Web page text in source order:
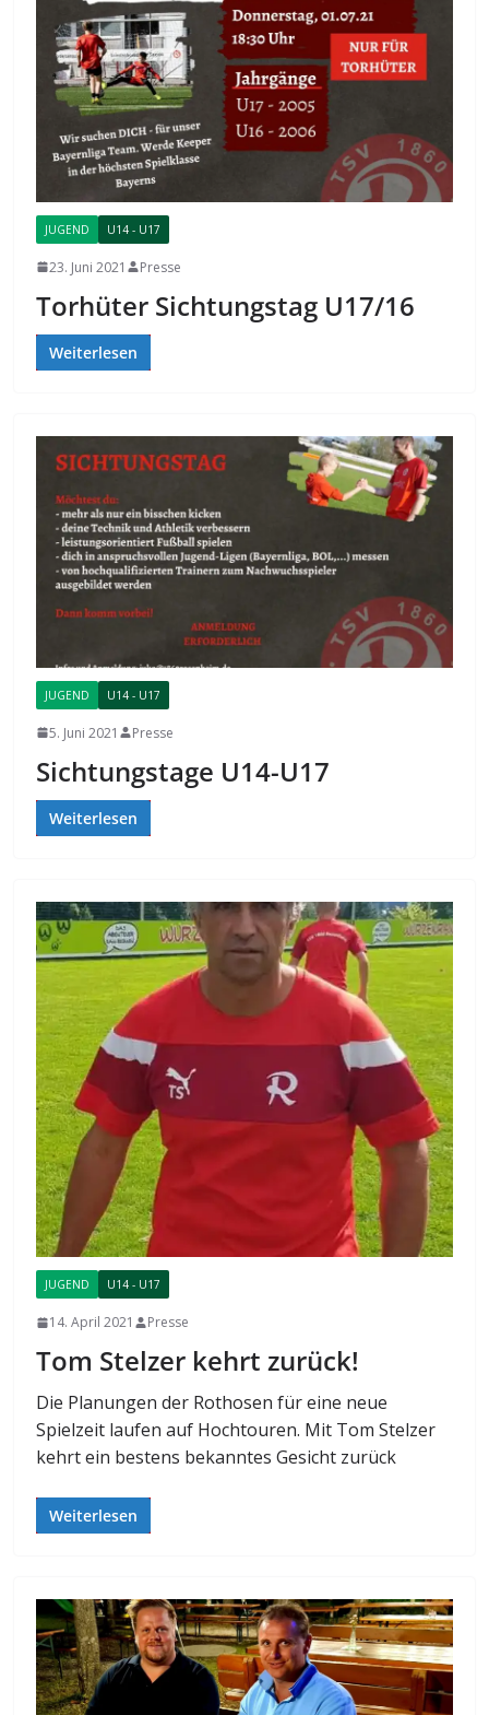
JUGEND U14 - U17
23. Juni 2021 Presse
Torhüter Sichtungstag U17/16
Weiterlesen
JUGEND U14 - U17
5. Juni 2021 Presse
Sichtungstage U14-U17
Weiterlesen
JUGEND U14 - U17
14. April 2021 Presse
Tom Stelzer kehrt zurück!
Die Planungen der Rothosen für eine neue
Spielzeit laufen auf Hochtouren. Mit Tom Stelzer
kehrt ein bestens bekanntes Gesicht zurück
Weiterlesen